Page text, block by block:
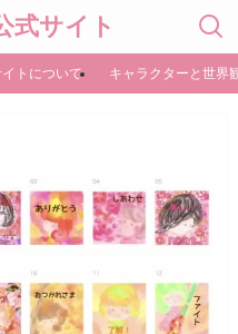
式サイト
トについて キャラクターと世界